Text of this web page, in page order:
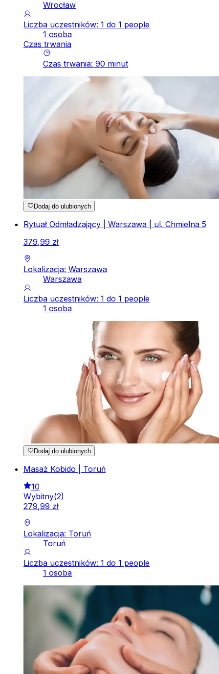
Wrocław
Liczba uczestników: 1 do 1 people
1 osoba
Czas trwania
Czas trwania: 90 minut
Dodaj do ulubionych
Rytuał Odmładzający | Warszawa | ul. Chmielna 5
379,99 zł
Lokalizacja: Warszawa
Warszawa
Liczba uczestników: 1 do 1 people
1 osoba
Dodaj do ulubionych
Masaż Kobido | Toruń
10
Wybitny(2)
279,99 zł
Lokalizacja: Toruń
Toruń
Liczba uczestników: 1 do 1 people
1 osoba